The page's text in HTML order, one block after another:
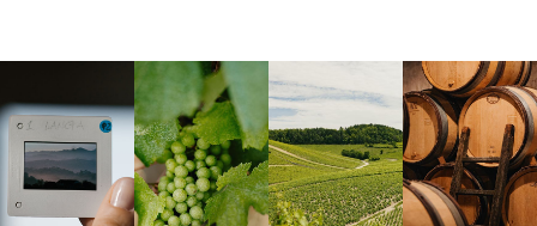
Langa, 1977 Borgogna,
Francia
Borgogna,
Francia
Instagram